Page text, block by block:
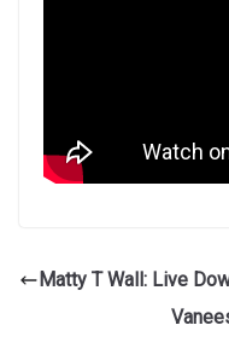
Matty T Wall: Live